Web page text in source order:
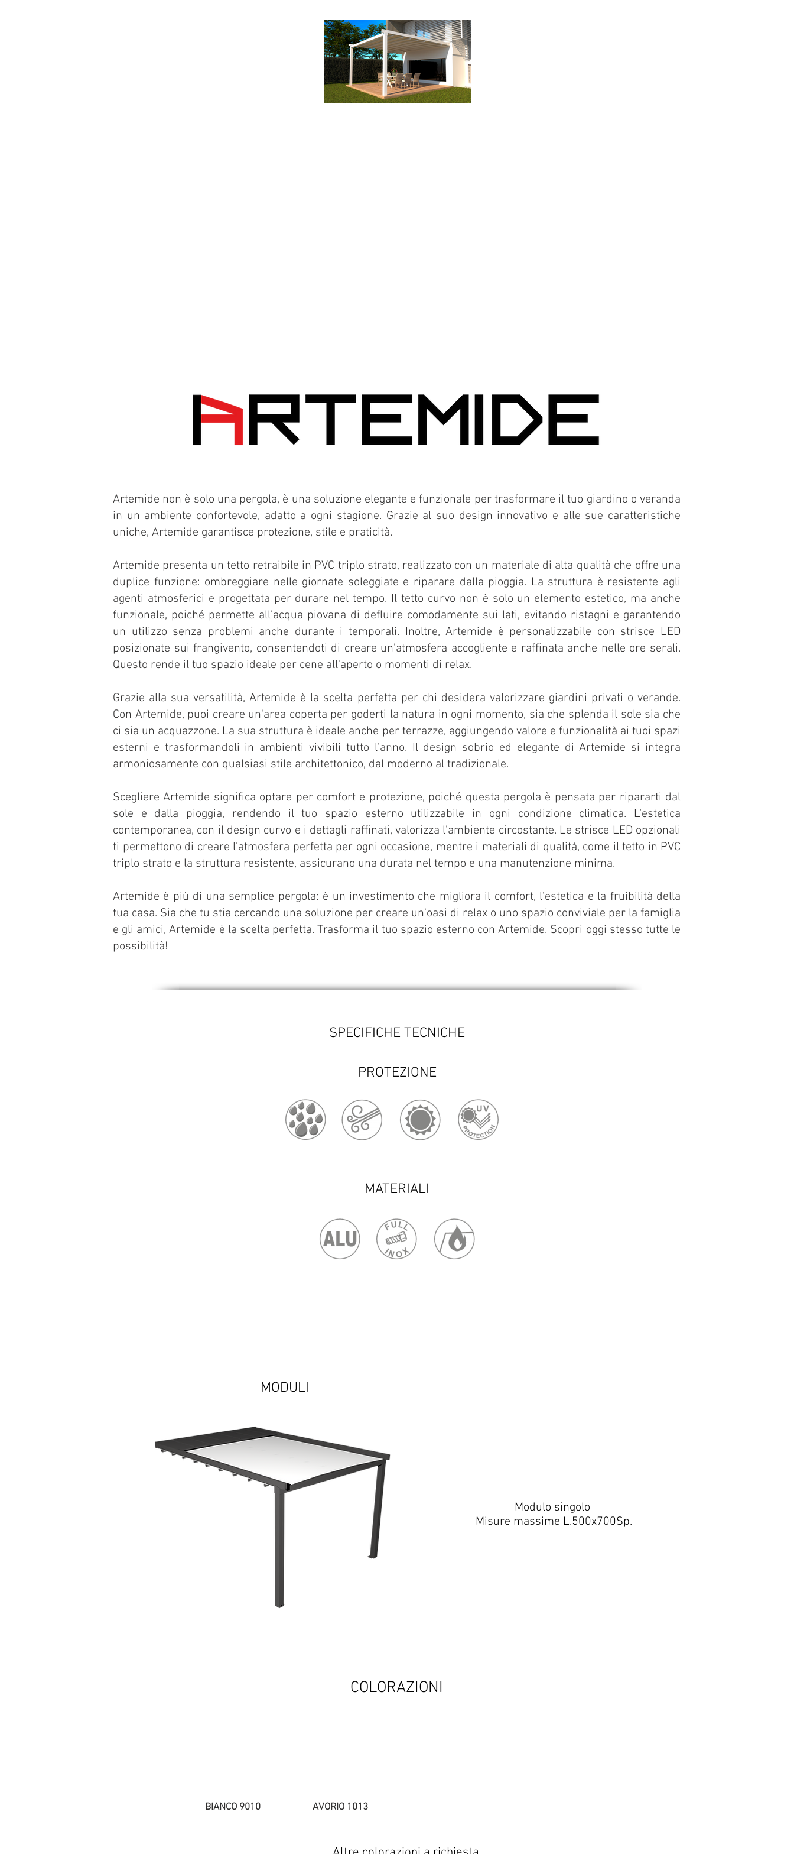
REPAIRS
PAINTWORK
Artemide non è solo una pergola, è una soluzione elegante e funzionale per trasformare il tuo giardino o veranda
in un ambiente confortevole, adatto a ogni stagione. Grazie al suo design innovativo e alle sue caratteristiche
uniche, Artemide garantisce protezione, stile e praticità.
Artemide presenta un tetto retraibile in PVC triplo strato, realizzato con un materiale di alta qualità che offre una
duplice funzione: ombreggiare nelle giornate soleggiate e riparare dalla pioggia. La struttura è resistente agli
agenti atmosferici e progettata per durare nel tempo. Il tetto curvo non è solo un elemento estetico, ma anche
funzionale, poiché permette all’acqua piovana di defluire comodamente sui lati, evitando ristagni e garantendo
un utilizzo senza problemi anche durante i temporali. Inoltre, Artemide è personalizzabile con strisce LED
posizionate sui frangivento, consentendoti di creare un'atmosfera accogliente e raffinata anche nelle ore serali.
Questo rende il tuo spazio ideale per cene all'aperto o momenti di relax.
Grazie alla sua versatilità, Artemide è la scelta perfetta per chi desidera valorizzare giardini privati o verande.
Con Artemide, puoi creare un'area coperta per goderti la natura in ogni momento, sia che splenda il sole sia che
ci sia un acquazzone. La sua struttura è ideale anche per terrazze, aggiungendo valore e funzionalità ai tuoi spazi
esterni e trasformandoli in ambienti vivibili tutto l’anno. Il design sobrio ed elegante di Artemide si integra
armoniosamente con qualsiasi stile architettonico, dal moderno al tradizionale.
Scegliere Artemide significa optare per comfort e protezione, poiché questa pergola è pensata per ripararti dal
sole e dalla pioggia, rendendo il tuo spazio esterno utilizzabile in ogni condizione climatica. L’estetica
contemporanea, con il design curvo e i dettagli raffinati, valorizza l’ambiente circostante. Le strisce LED opzionali
ti permettono di creare l’atmosfera perfetta per ogni occasione, mentre i materiali di qualità, come il tetto in PVC
triplo strato e la struttura resistente, assicurano una durata nel tempo e una manutenzione minima.
Artemide è più di una semplice pergola: è un investimento che migliora il comfort, l’estetica e la fruibilità della
tua casa. Sia che tu stia cercando una soluzione per creare un'oasi di relax o uno spazio conviviale per la famiglia
e gli amici, Artemide è la scelta perfetta. Trasforma il tuo spazio esterno con Artemide. Scopri oggi stesso tutte le
possibilità!
SPECIFICHE TECNICHE
PROTEZIONE
MATERIALI
MODULI
Modulo singolo
Misure massime L.500x700Sp.
COLORAZIONI
BIANCO 9010 AVORIO 1013